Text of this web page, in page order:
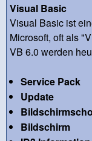
Visual Basic
Visual Basic ist
Microsoft, oft als
VB 6.0 werden
Service Pack
Update
Bildschirm